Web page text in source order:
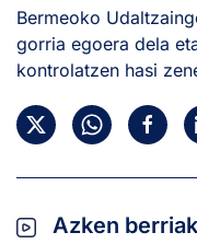
Bermeoko
gorria egoera dela
kontrolatzen hasi
Azken berriak